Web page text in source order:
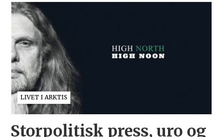
LIVET I ARKTIS
Storpolitisk press, uro og